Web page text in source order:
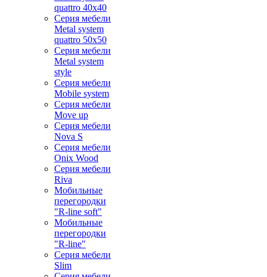
quattro 40x40
Серия мебели
Metal system
quattro 50x50
Серия мебели
Metal system
style
Серия мебели
Mobile system
Серия мебели
Move up
Серия мебели
Nova S
Серия мебели
Onix Wood
Серия мебели
Riva
Мобильные
перегородки
"R-line soft"
Мобильные
перегородки
"R-line"
Серия мебели
Slim